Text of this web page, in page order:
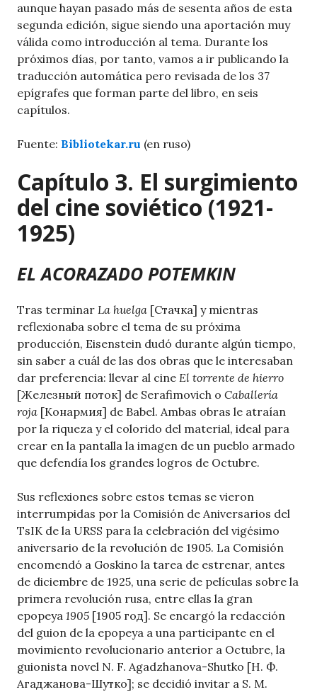
aunque hayan pasado más de sesenta años de esta
segunda edición, sigue siendo una aportación muy
válida como introducción al tema. Durante los
próximos días, por tanto, vamos a ir publicando la
traducción automática pero revisada de los 37
epígrafes que forman parte del libro, en seis
capítulos.
Fuente: Bibliotekar.ru (en ruso)
Capítulo 3. El surgimiento
del cine soviético (1921-
1925)
EL ACORAZADO POTEMKIN
Tras terminar La huelga [Стачка] y mientras
reflexionaba sobre el tema de su próxima
producción, Eisenstein dudó durante algún tiempo,
sin saber a cuál de las dos obras que le interesaban
dar preferencia: llevar al cine El torrente de hierro
[Железный поток] de Serafimovich o Caballería
roja [Конармия] de Babel. Ambas obras le atraían
por la riqueza y el colorido del material, ideal para
crear en la pantalla la imagen de un pueblo armado
que defendía los grandes logros de Octubre.
Sus reflexiones sobre estos temas se vieron
interrumpidas por la Comisión de Aniversarios del
TsIK de la URSS para la celebración del vigésimo
aniversario de la revolución de 1905. La Comisión
encomendó a Goskino la tarea de estrenar, antes
de diciembre de 1925, una serie de películas sobre la
primera revolución rusa, entre ellas la gran
epopeya 1905 [1905 год]. Se encargó la redacción
del guion de la epopeya a una participante en el
movimiento revolucionario anterior a Octubre, la
guionista novel N. F. Agadzhanova-Shutko [Н. Ф.
Агаджановa-Шутко]; se decidió invitar a S. M.